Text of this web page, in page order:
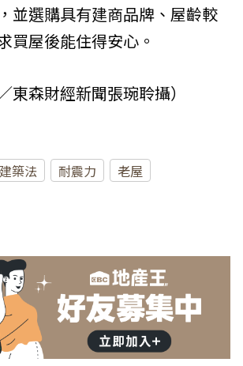
並選購具有建商品牌、屋齡較
買屋後能住得安心。
東森財經新聞張琬聆攝）
建築法 耐震力 老屋